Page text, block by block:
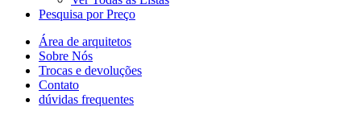
Pesquisa por Preço
Área de arquitetos
Sobre Nós
Trocas e devoluções
Contato
dúvidas frequentes